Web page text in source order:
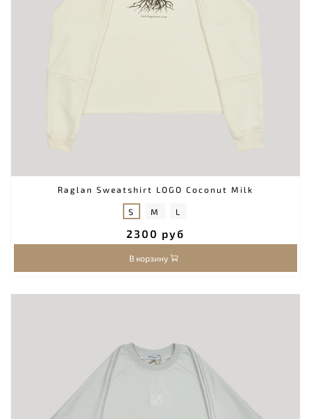
Raglan Sweatshirt LOGO Coconut Milk
S M L
2300 руб
В корзину